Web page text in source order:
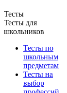
Тесты
Тесты для
школьников
Тесты по
школьным
предметам
Тесты на
выбор